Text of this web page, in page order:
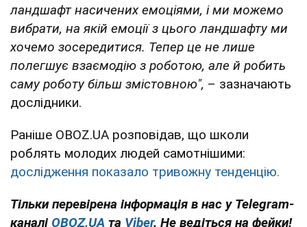
ландшафт насичених емоціями, і ми можемо
вибрати, на якій емоції з цього ландшафту ми
хочемо зосередитися. Тепер це не лише
полегшує взаємодію з роботою, але й робить
саму роботу більш змістовною", – зазначають
дослідники.
Раніше OBOZ.UA розповідав, що школи
роблять молодих людей самотнішими:
дослідження показало тривожну тенденцію.
Тільки перевірена інформація в нас у Telegram-
каналі OBOZ.UA та Viber. Не ведіться на фейки!